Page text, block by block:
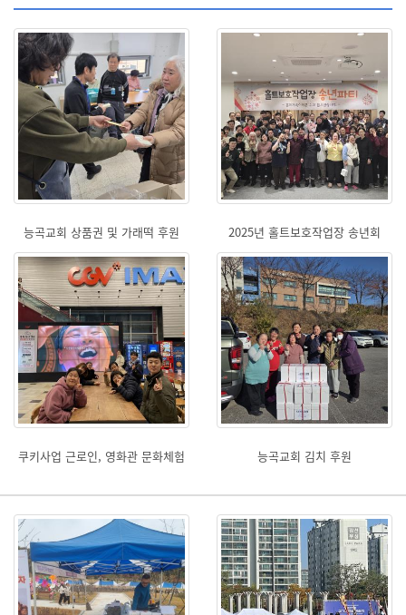
능곡교회 상품권 및 가래떡 후원 2025년 홀트보호작업장 송년회
쿠키사업 근로인, 영화관 문화체험
능곡교회 김치 후원